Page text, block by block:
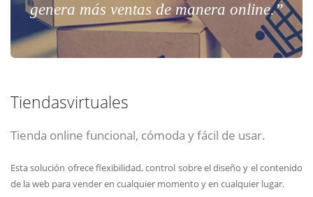
genera más ventas de manera online.”
Tiendasvirtuales
Tienda online funcional, cómoda y fácil de usar.
Esta solución ofrece flexibilidad, control sobre el diseño y el contenido
de la web para vender en cualquier momento y en cualquier lugar.